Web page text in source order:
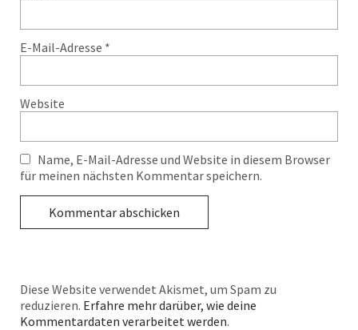
E-Mail-Adresse *
Website
Name, E-Mail-Adresse und Website in diesem Browser
für meinen nächsten Kommentar speichern.
Diese Website verwendet Akismet, um Spam zu
reduzieren. Erfahre mehr darüber, wie deine
Kommentardaten verarbeitet werden.